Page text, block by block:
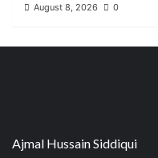
August 8, 2026
0
Ajmal Hussain Siddiqui